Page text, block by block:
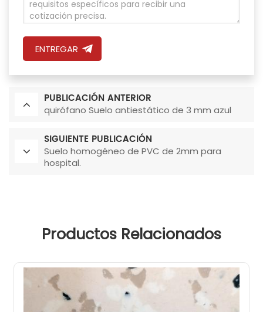
ENTREGAR
PUBLICACIÓN ANTERIOR
quirófano Suelo antiestático de 3 mm azul
SIGUIENTE PUBLICACIÓN
Suelo homogéneo de PVC de 2mm para
hospital.
Productos Relacionados